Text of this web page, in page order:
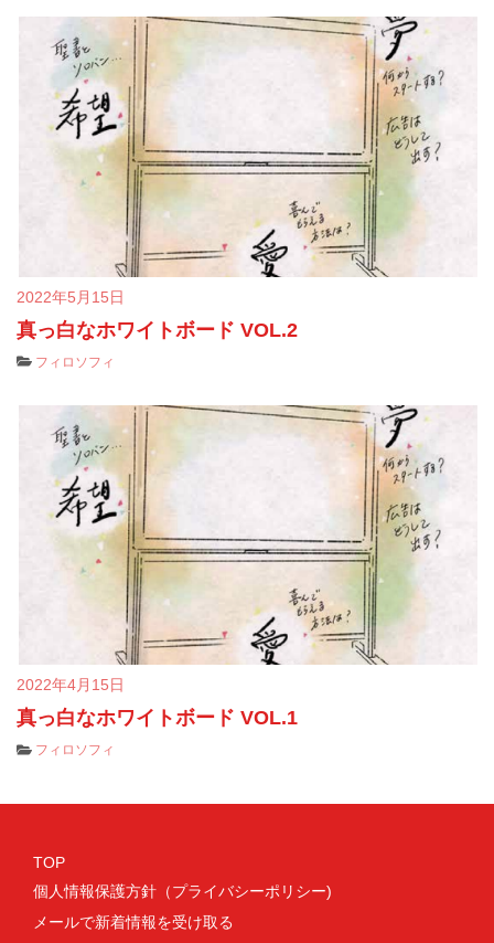
2022年5月15日
真っ白なホワイトボード VOL.2
フィロソフィ
2022年4月15日
真っ白なホワイトボード VOL.1
フィロソフィ
TOP
個人情報保護方針（プライバシーポリシー)
メールで新着情報を受け取る